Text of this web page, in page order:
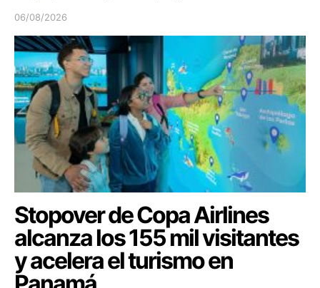
06/08/2026
Stopover de Copa Airlines
alcanza los 155 mil visitantes
y acelera el turismo en